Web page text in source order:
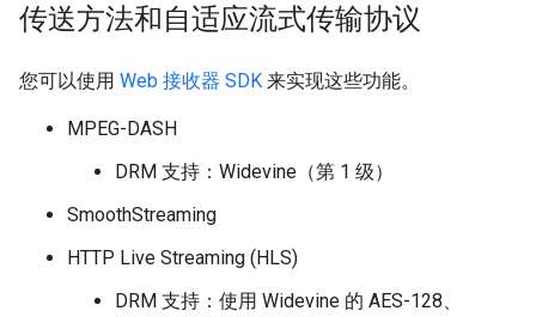
传送方法和自适应流式传输协议
您可以使用 Web 接收器 SDK 来实现这些功能。
MPEG-DASH
DRM 支持：Widevine（第 1 级）
SmoothStreaming
HTTP Live Streaming (HLS)
DRM 支持：使用 Widevine 的 AES-128、